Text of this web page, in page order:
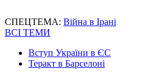
СПЕЦТЕМА: Війна в Ірані
ВСІ ТЕМИ
Вступ України в ЄС
Теракт в Барселоні